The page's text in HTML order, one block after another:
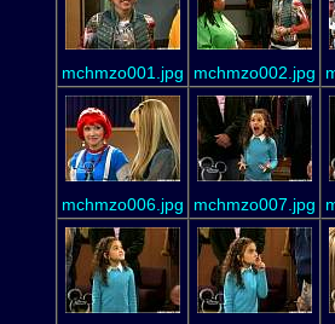
mchmzo001.jpg mchmzo002.jpg
mchmzo006.jpg mchmzo007.jpg